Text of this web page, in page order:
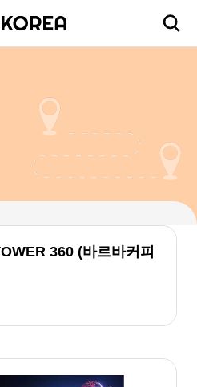
360 (바르바커피